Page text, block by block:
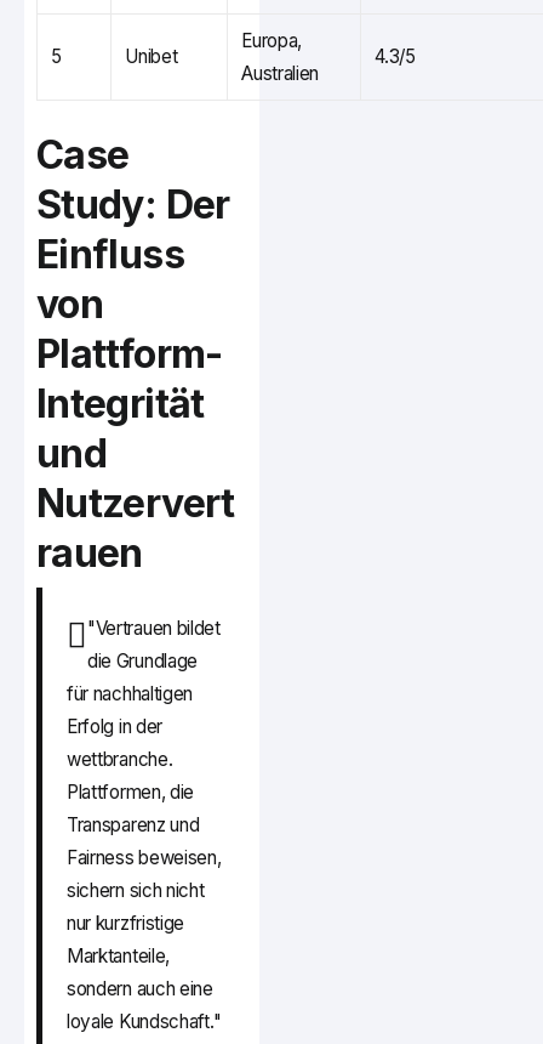
5 Unibet
Europa,
Australien
4.3/5
Case
Study: Der
Einfluss
von
Plattform-
Integrität
und
Nutzervert
rauen
"Vertrauen bildet
die Grundlage
für nachhaltigen
Erfolg in der
wettbranche.
Plattformen, die
Transparenz und
Fairness beweisen,
sichern sich nicht
nur kurzfristige
Marktanteile,
sondern auch eine
loyale Kundschaft."